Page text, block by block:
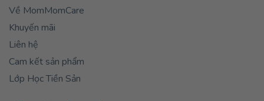
Về MomMomCare
Khuyến mãi
Liên hệ
Cam kết sản phẩm
Lớp Học Tiền Sản